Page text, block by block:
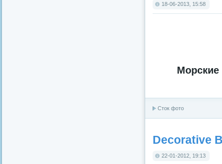
18-06-2013, 15:58
Морские
Сток фото
Decorative
22-01-2012, 19:13